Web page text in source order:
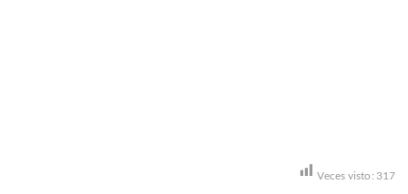
Veces visto: 317